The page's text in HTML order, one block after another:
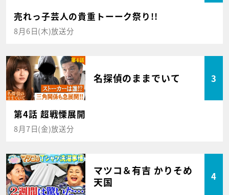
売れっ子芸人の貴重トーーク祭り!!
8月6日(木)放送分
名探偵のままでいて 3
第4話 超戦慄展開
8月7日(金)放送分
マツコ＆有吉 かりそめ
天国
4